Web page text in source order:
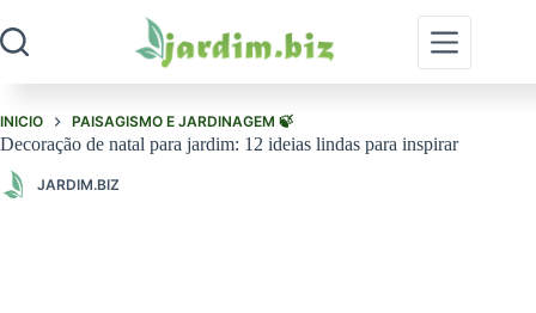
para
o
INICIO PAISAGISMO E JARDINAGEM 🍃
Decoração de natal para jardim: 12 ideias lindas para inspirar
JARDIM.BIZ